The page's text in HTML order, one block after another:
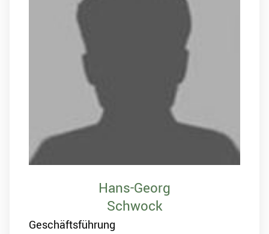
Hans-Georg
Schwock
Geschäftsführung